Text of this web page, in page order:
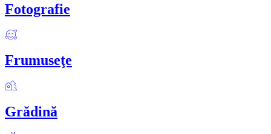
Fotografie
Frumuseţe
Grădină